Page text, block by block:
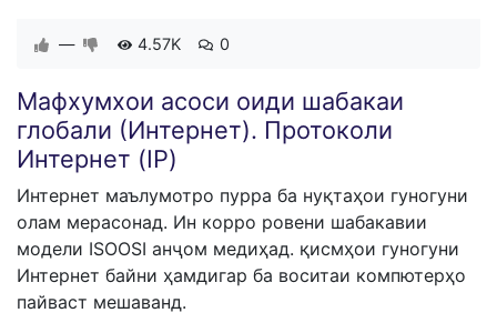
— 4.57K 0
​Мафхумхои асоси оиди шабакаи
глобали (Интернет). Протоколи
Интернет (IP)
Интернет маълумотро пурра ба нуқтаҳои гуногуни
олам мерасонад. Ин корро ровени шабакавии
модели ISOOSI анҷом медиҳад. қисмҳои гуногуни
Интернет байни ҳамдигар ба воситаи компютерҳо
пайваст мешаванд.